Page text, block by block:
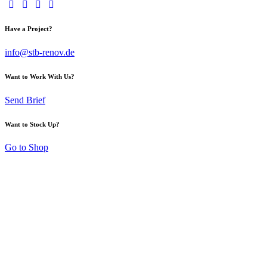
Have a Project?
info@stb-renov.de
Want to Work With Us?
Send Brief
Want to Stock Up?
Go to Shop